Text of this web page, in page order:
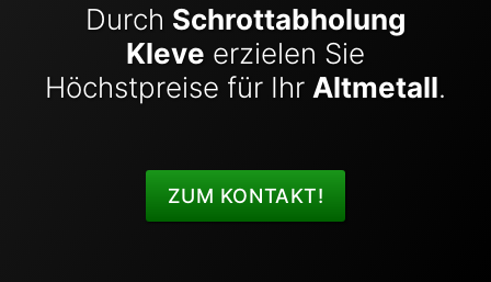
Durch Schrottabholung
Kleve erzielen Sie
Höchstpreise für Ihr Altmetall.
ZUM KONTAKT!